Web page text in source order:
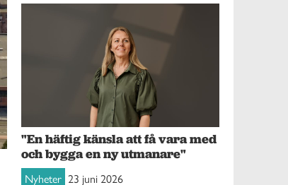
"En häftig känsla att få vara med
och bygga en ny utmanare"
Nyheter 23 juni 2026